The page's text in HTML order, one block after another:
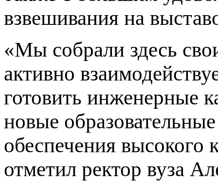
взвешивания на
«Мы собрали здесь
активно
готовить инженерные
новые
обеспечения высокого
отметил ректор вуза